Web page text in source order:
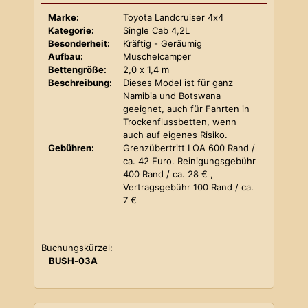
Marke:
Toyota Landcruiser 4x4
Kategorie:
Single Cab 4,2L
Besonderheit:
Kräftig - Geräumig
Aufbau:
Muschelcamper
Bettengröße:
2,0 x 1,4 m
Beschreibung:
Dieses Model ist für ganz
Namibia und Botswana
geeignet, auch für Fahrten in
Trockenflussbetten, wenn
auch auf eigenes Risiko.
Gebühren:
Grenzübertritt LOA 600 Rand /
ca. 42 Euro. Reinigungsgebühr
400 Rand / ca. 28 € ,
Vertragsgebühr 100 Rand / ca.
7 €
Buchungskürzel:
BUSH-03A